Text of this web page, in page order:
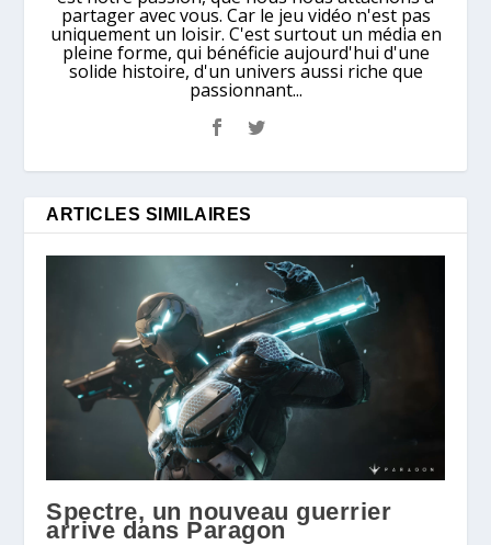
partager avec vous. Car le jeu vidéo n'est pas
uniquement un loisir. C'est surtout un média en
pleine forme, qui bénéficie aujourd'hui d'une
solide histoire, d'un univers aussi riche que
passionnant...
ARTICLES SIMILAIRES
Spectre, un nouveau guerrier
arrive dans Paragon